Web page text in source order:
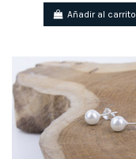
Añadir al carrito